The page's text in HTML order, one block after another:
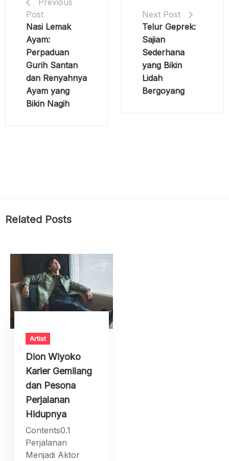
Post
Nasi Lemak
Ayam:
Perpaduan
Gurih Santan
dan Renyahnya
Ayam yang
Bikin Nagih
Next Post
Telur Geprek:
Sajian
Sederhana
yang Bikin
Lidah
Bergoyang
Related Posts
Artist
Dion Wiyoko
Karier Gemilang
dan Pesona
Perjalanan
Hidupnya
Contents0.1
Perjalanan
Menjadi Aktor